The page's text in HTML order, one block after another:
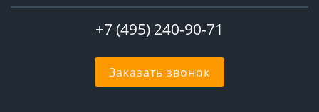
+7 (495) 240-90-71
Заказать звонок